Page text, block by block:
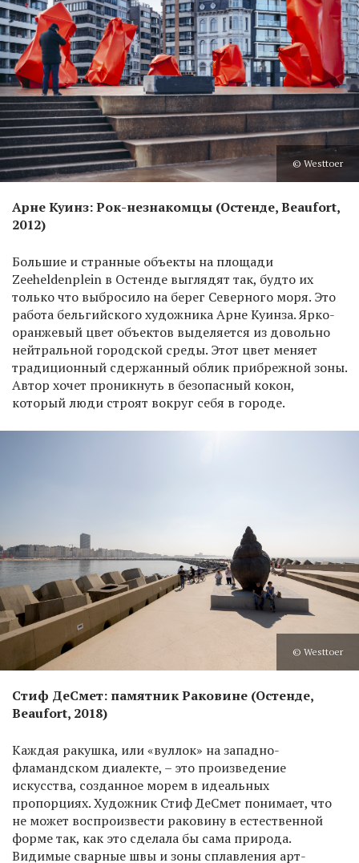
© Westtoer
Арне Куинз: Рок-незнакомцы (Остенде, Beaufort,
2012)
Большие и странные объекты на площади
Zeeheldenplein в Остенде выглядят так, будто их
только что выбросило на берег Северного моря. Это
работа бельгийского художника Арне Куинза. Ярко-
оранжевый цвет объектов выделяется из довольно
нейтральной городской среды. Этот цвет меняет
традиционный сдержанный облик прибрежной зоны.
Автор хочет проникнуть в безопасный кокон,
который люди строят вокруг себя в городе.
© Westtoer
Стиф ДеСмет: памятник Раковине (Остенде,
Beaufort, 2018)
Каждая ракушка, или «вуллок» на западно-
фламандском диалекте, – это произведение
искусства, созданное морем в идеальных
пропорциях. Художник Стиф ДеСмет понимает, что
не может воспроизвести раковину в естественной
форме так, как это сделала бы сама природа.
Видимые сварные швы и зоны сплавления арт-